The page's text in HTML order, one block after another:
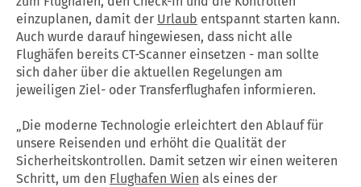
einzuplanen, damit der Urlaub entspannt starten kann.
Auch wurde darauf hingewiesen, dass nicht alle
Flughäfen bereits CT-Scanner einsetzen - man sollte
sich daher über die aktuellen Regelungen am
jeweiligen Ziel- oder Transferflughafen informieren.
„Die moderne Technologie erleichtert den Ablauf für
unsere Reisenden und erhöht die Qualität der
Sicherheitskontrollen. Damit setzen wir einen weiteren
Schritt, um den Flughafen Wien als eines der